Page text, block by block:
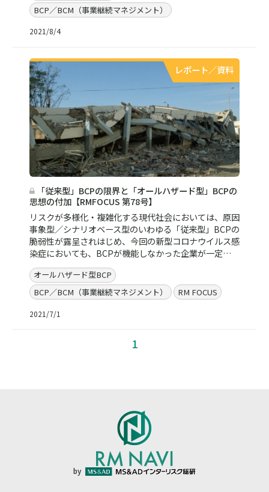
BCP／BCM（事業継続マネジメント）
2021/8/4
レポート／資料
「従来型」BCPの限界と「オールハザード型」BCPの
思想の付加【RMFOCUS 第78号】
リスクが多様化・複雑化する現代社会においては、原因
事象型／シナリオベース型のいわゆる「従来型」BCPの
脆弱性が露呈されはじめ、今回の新型コロナウイルス感
染症においても、BCPが機能しなかった企業が一定…
オールハザード型BCP
BCP／BCM（事業継続マネジメント）
RM FOCUS
2021/7/1
1
by